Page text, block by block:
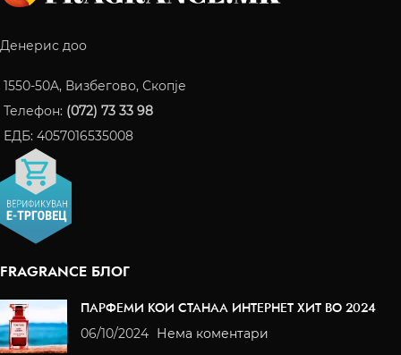
Денерис доо
1550-50A, Визбегово, Скопје
Телефон: (072) 73 33 98
ЕДБ: 4057016535008
FRAGRANCE БЛОГ
ПАРФЕМИ КОИ СТАНАА ИНТЕРНЕТ ХИТ ВО 2024
06/10/2024 Нема коментари